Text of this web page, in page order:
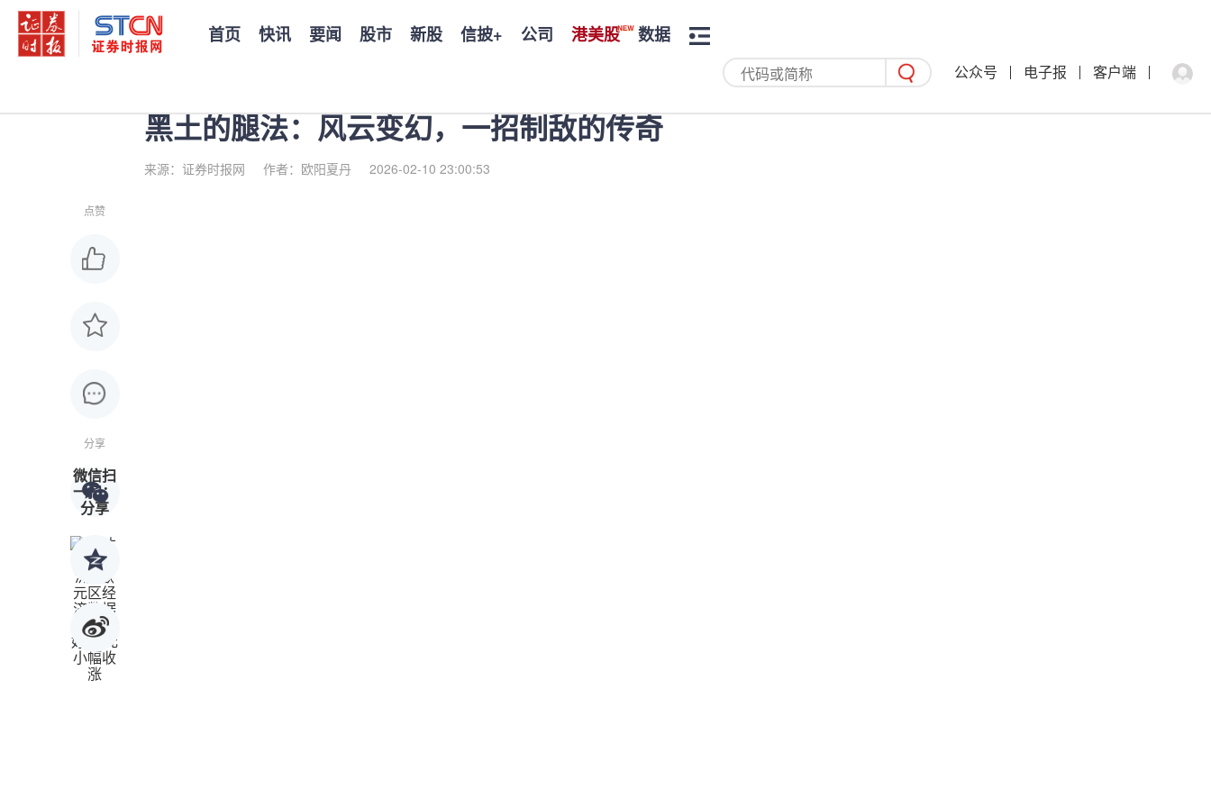
首页 快讯 要闻 股市 新股 信披+ 公司 港美股 数据
公众号 电子报 客户端
黑土的腿法：风云变幻，一招制敌的传奇
来源：证券时报网 作者：欧阳夏丹 2026-02-10 23:00:53
点赞
分享
微信扫
一扫：
分享